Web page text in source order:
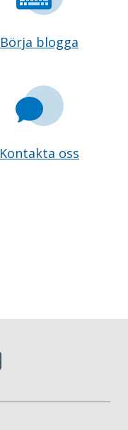
Börja blogga
Kontakta oss